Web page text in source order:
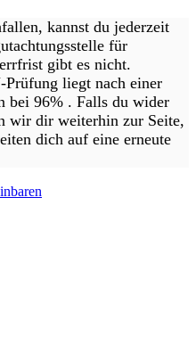
kannst du jederzeit
für
gibt es nicht.
liegt nach einer
bei 96% . Falls du wider
wir dir weiterhin zur Seite,
dich auf eine erneute